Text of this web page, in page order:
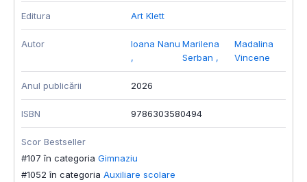
Editura Art Klett
Autor
Ioana Nanu
,
Marilena
Serban ,
Madalina
Vincene
Anul publicării 2026
ISBN 9786303580494
Scor Bestseller
#107 în categoria Gimnaziu
#1052 în categoria Auxiliare scolare